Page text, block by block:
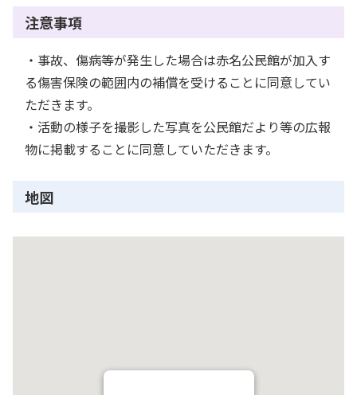
注意事項
・事故、傷病等が発生した場合は赤名公民館が加入す
る傷害保険の範囲内の補償を受けることに同意してい
ただきます。
・活動の様子を撮影した写真を公民館だより等の広報
物に掲載することに同意していただきます。
地図